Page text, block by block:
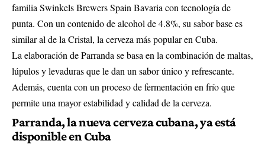
familia Swinkels Brewers Spain Bavaria con tecnología de
punta. Con un contenido de alcohol de 4.8%, su sabor base es
similar al de la Cristal, la cerveza más popular en Cuba.
La elaboración de Parranda se basa en la combinación de maltas,
lúpulos y levaduras que le dan un sabor único y refrescante.
Además, cuenta con un proceso de fermentación en frío que
permite una mayor estabilidad y calidad de la cerveza.
Parranda, la nueva cerveza cubana, ya está
disponible en Cuba